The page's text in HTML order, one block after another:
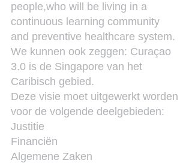
people,who will be living in a
continuous learning community
and preventive healthcare system.
We kunnen ook zeggen: Curaçao
3.0 is de Singapore van het
Caribisch gebied.
Deze visie moet uitgewerkt worden
voor de volgende deelgebieden:
Justitie
Financiën
Algemene Zaken